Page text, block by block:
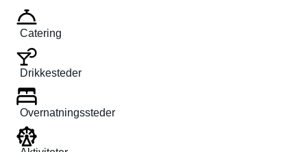
Catering
Drikkesteder
Overnatningssteder